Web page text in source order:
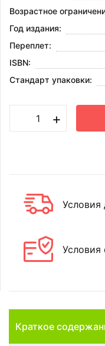
Возрастное
Год издания:
Переплет:
ISBN:
Стандарт упаковки:
+
Условия
Условия
Краткое